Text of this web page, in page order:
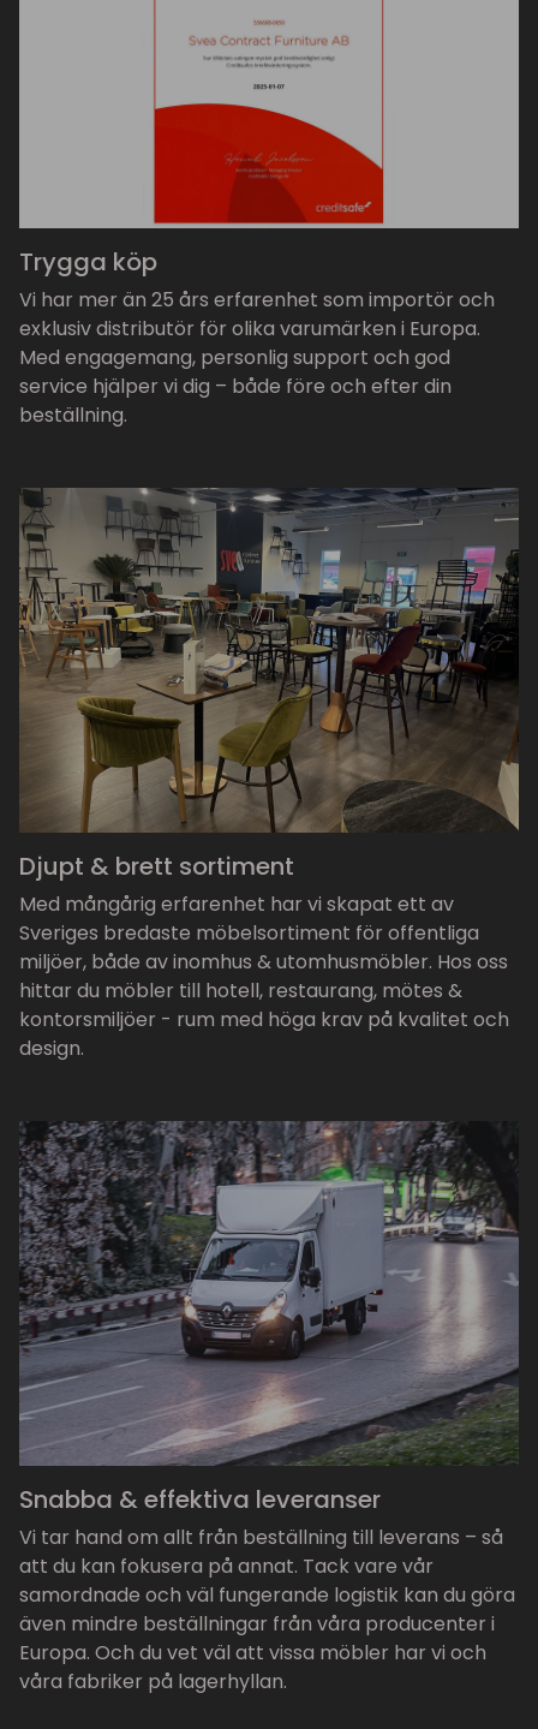
Trygga köp
Vi har mer än 25 års erfarenhet som importör och
exklusiv distributör för olika varumärken i Europa.
Med engagemang, personlig support och god
service hjälper vi dig – både före och efter din
beställning.
Djupt & brett sortiment
Med mångårig erfarenhet har vi skapat ett av
Sveriges bredaste möbelsortiment för offentliga
miljöer, både av inomhus & utomhusmöbler. Hos oss
hittar du möbler till hotell, restaurang, mötes &
kontorsmiljöer - rum med höga krav på kvalitet och
design.
Snabba & effektiva leveranser
Vi tar hand om allt från beställning till leverans – så
att du kan fokusera på annat. Tack vare vår
samordnade och väl fungerande logistik kan du göra
även mindre beställningar från våra producenter i
Europa. Och du vet väl att vissa möbler har vi och
våra fabriker på lagerhyllan.